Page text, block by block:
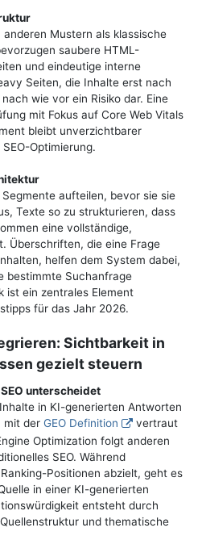
Mustern als klassische
saubere HTML-
und eindeutige interne
Seiten, die Inhalte erst nach
wie vor ein Risiko dar. Eine
mit Fokus auf Core Web Vitals
bleibt unverzichtbarer
Optimierung.
aufteilen, bevor sie sie
Texte so zu strukturieren, dass
eine vollständige,
Überschriften, die eine Frage
helfen dem System dabei,
bestimmte Suchanfrage
ist ein zentrales Element
für das Jahr 2026.
Sichtbarkeit in
gezielt steuern
unterscheidet
in KI-generierten Antworten
mit der GEO Definition
vertraut
Optimization folgt anderen
SEO. Während
Positionen abzielt, geht es
in einer KI-generierten
entsteht durch
und thematische